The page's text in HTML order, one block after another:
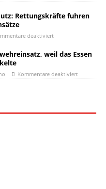
Rettungskräfte fuhren
deaktiviert
weil das Essen
Kommentare deaktiviert